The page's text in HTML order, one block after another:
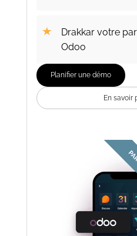
Drakkar votre
Odoo
Planifier une démo
En savoir